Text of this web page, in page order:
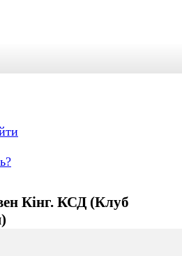
Кінг. КСД (Клуб